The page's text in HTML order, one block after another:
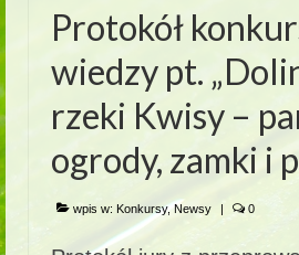
Protokół
wiedzy pt.
rzeki Kwisy –
ogrody, zamki i
wpis w: Konkursy,Newsy | 0